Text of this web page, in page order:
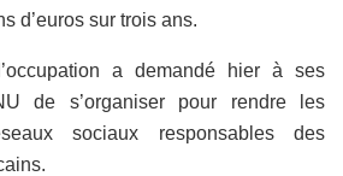
d’euros sur trois ans.
a demandé hier à ses
de s’organiser pour rendre les
sociaux responsables des